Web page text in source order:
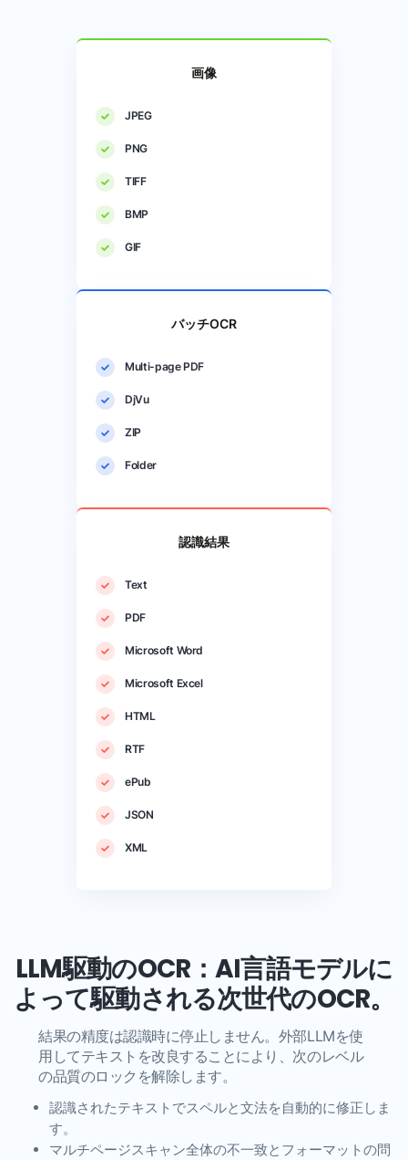
画像
JPEG
PNG
TIFF
BMP
GIF
バッチOCR
Multi-page PDF
DjVu
ZIP
Folder
認識結果
Text
PDF
Microsoft Word
Microsoft Excel
HTML
RTF
ePub
JSON
XML
LLM駆動のOCR：AI言語モデルに
よって駆動される次世代のOCR。
結果の精度は認識時に停止しません。外部LLMを使
用してテキストを改良することにより、次のレベル
の品質のロックを解除します。
認識されたテキストでスペルと文法を自動的に修正しま
す。
マルチページスキャン全体の不一致とフォーマットの問